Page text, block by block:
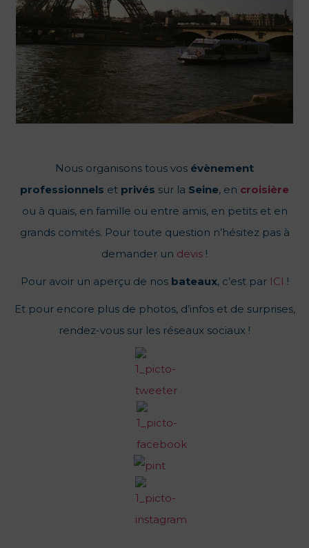
Nous organisons tous vos évènement
professionnels et privés sur la Seine, en croisière
ou à quais, en famille ou entre amis, en petits et en
grands comités. Pour toute question n’hésitez pas à
demander un devis !
Pour avoir un aperçu de nos bateaux, c’est parICI !
Et pour encore plus de photos, d’infos et de surprises,
rendez-vous sur les réseaux sociaux !